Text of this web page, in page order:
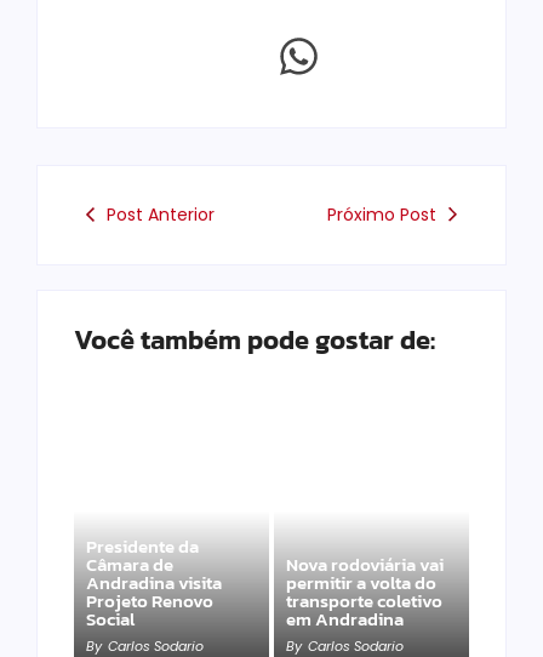
Post Anterior Próximo Post
Você também pode gostar de:
Presidente da
Câmara de
Andradina visita
Projeto Renovo
Social
By Carlos Sodario
Nova rodoviária vai
permitir a volta do
transporte coletivo
em Andradina
By Carlos Sodario